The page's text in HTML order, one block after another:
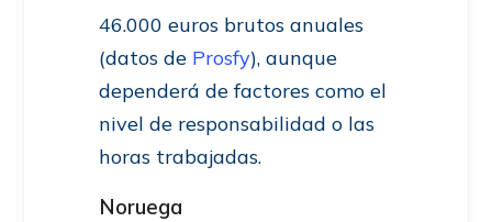
46.000 euros brutos anuales
(datos de Prosfy), aunque
dependerá de factores como el
nivel de responsabilidad o las
horas trabajadas.
Noruega